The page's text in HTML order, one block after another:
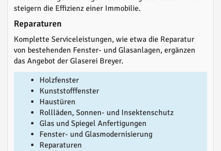
steigern die Effizienz einer Immobilie.
Reparaturen
Komplette Serviceleistungen, wie etwa die Reparatur
von bestehenden Fenster- und Glasanlagen, ergänzen
das Angebot der Glaserei Breyer.
Holzfenster
Kunststofffenster
Haustüren
Rollläden, Sonnen- und Insektenschutz
Glas und Spiegel Anfertigungen
Fenster- und Glasmodernisierung
Reparaturen